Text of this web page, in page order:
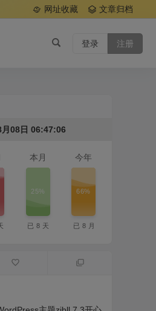
网址收藏 文章归档
登录 注册
08日 06:47:07
本月
25%
已 8 天
今年
66%
已 8 月